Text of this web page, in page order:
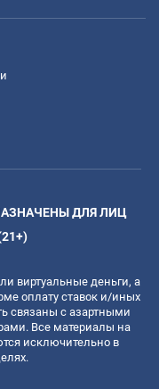
ДЛЯ ЛИЦ
виртуальные деньги, а
оплату ставок и/иных
связаны с азартными
Все материалы на
исключительно в